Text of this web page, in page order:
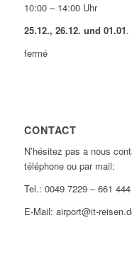
10:00 – 14:00 Uhr
25.12., 26.12. und 01.01.
fermé
CONTACT
N’hésitez pas a nous
téléphone ou par mail:
Tel.: 0049 7229 – 661 444
E-Mail: airport@it-